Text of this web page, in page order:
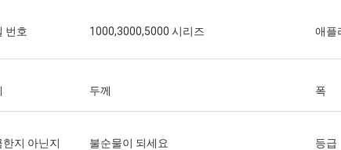
번호 1000,3000,5000 시리즈 애플
두께 폭
한지 아닌지 불순물이 되세요 등급